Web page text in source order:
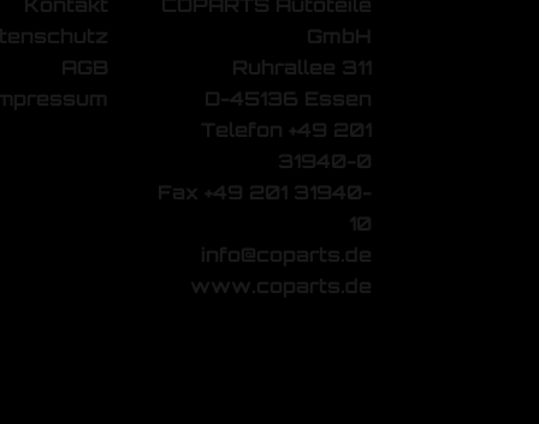
Kontakt
AGB
COPARTS Autoteile
GmbH
Ruhrallee 311
D-45136 Essen
Telefon +49 201
31940-0
Fax +49 201 31940-
10
info@coparts.de
www.coparts.de